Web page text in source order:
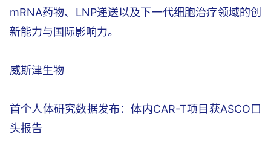
mRNA药物、LNP递送以及下一代细胞治疗领域的创
新能力与国际影响力。
威斯津生物
首个人体研究数据发布：体内CAR-T项目获ASCO口
头报告